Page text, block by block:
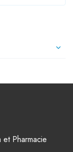
Pharmacie